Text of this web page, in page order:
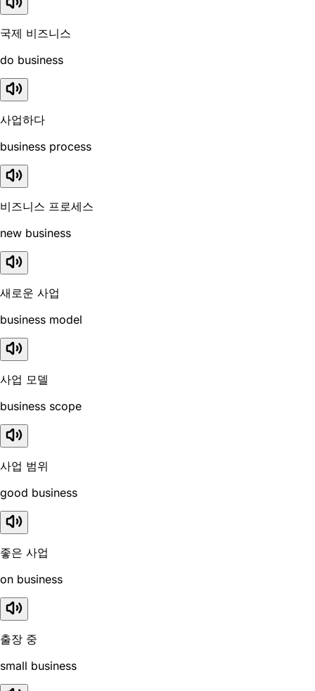
국제 비즈니스
do business
사업하다
business process
비즈니스 프로세스
new business
새로운 사업
business model
사업 모델
business scope
사업 범위
good business
좋은 사업
on business
출장 중
small business